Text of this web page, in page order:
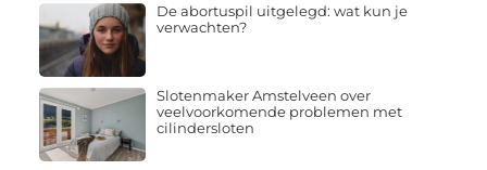
De abortuspil uitgelegd: wat kun je
verwachten?
Slotenmaker Amstelveen over
veelvoorkomende problemen met
cilindersloten